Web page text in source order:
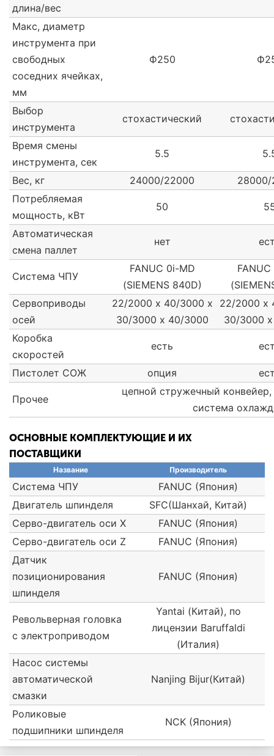
длина/вес
Макс, диаметр
инструмента при
свободных
соседних ячейках,
мм
Ф250
Выбор
инструмента
стохастический
Время смены
инструмента, сек
5.5
Вес, кг 24000/22000
Потребляемая
мощность, кВт
50
Автоматическая
смена паллет
нет
Система ЧПУ
FANUC 0i-MD
(SIEMENS 840D)
Сервоприводы
осей
22/2000 х 40/3000 х
30/3000 х 40/3000
22/2000 х
30/3000
Коробка
скоростей
есть
Пистолет СОЖ опция
Прочее
цепной стружечный
система
ОСНОВНЫЕ КОМПЛЕКТУЮЩИЕ И ИХ
ПОСТАВЩИКИ
Название Производитель
Система ЧПУ
FANUC (Япония)
Двигатель шпинделя
SFC(Шанхай, Китай)
Серво-двигатель оси X
FANUC (Япония)
Серво-двигатель оси Z
FANUC (Япония)
Датчик
позиционирования
шпинделя
FANUC (Япония)
Револьверная головка
с электроприводом
Yantai (Китай), по
лицензии Baruffaldi
(Италия)
Насос системы
автоматической
смазки
Nanjing Вijur(Китай)
Роликовые
подшипники шпинделя
NCK (Япония)